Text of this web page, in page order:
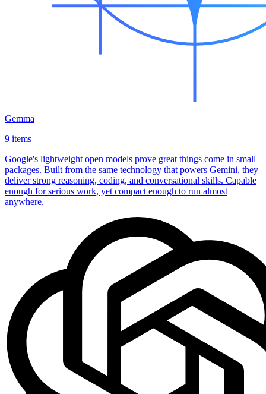
Gemma
9 items
Google's lightweight open models prove great things come in small
packages. Built from the same technology that powers Gemini, they
deliver strong reasoning, coding, and conversational skills. Capable
enough for serious work, yet compact enough to run almost
anywhere.